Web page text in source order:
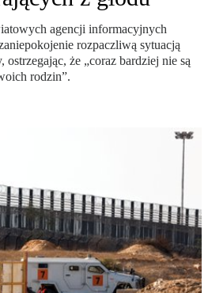
agencji informacyjnych
rozpaczliwą sytuacją
że „coraz bardziej nie są
rodzin”.